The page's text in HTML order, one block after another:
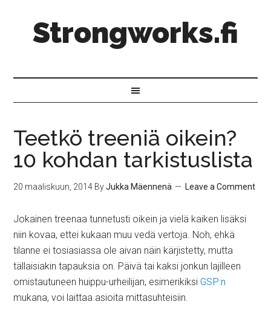
Strongworks.fi
Teetkö treeniä oikein?
10 kohdan tarkistuslista
20 maaliskuun, 2014 ByJukka Mäennenä Leave a Comment
Jokainen treenaa tunnetusti oikein ja vielä kaiken lisäksi
niin kovaa, ettei kukaan muu vedä vertoja. Noh, ehkä
tilanne ei tosiasiassa ole aivan näin kärjistetty, mutta
tällaisiakin tapauksia on. Päivä tai kaksi jonkun lajilleen
omistautuneen huippu-urheilijan, esimerikiksiGSP:n
mukana, voi laittaa asioita mittasuhteisiin.